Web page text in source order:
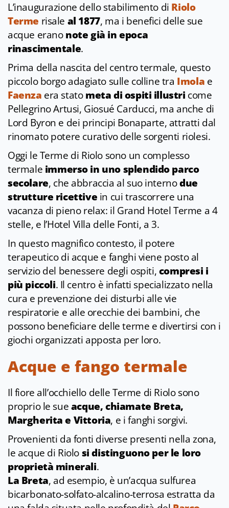
L’inaugurazione dello stabilimento di Riolo
Terme risale al 1877, ma i benefici delle sue
acque eranonote già in epoca
rinascimentale.
Prima della nascita del centro termale, questo
piccolo borgo adagiato sulle colline tra Imola e
Faenza era statometa di ospiti illustri come
Pellegrino Artusi, Giosué Carducci, ma anche di
Lord Byron e dei principi Bonaparte, attratti dal
rinomato potere curativo delle sorgenti riolesi.
Oggi le Terme di Riolo sono un complesso
termale immerso in uno splendido parco
secolare, che abbraccia al suo internodue
strutture ricettive in cui trascorrere una
vacanza di pieno relax: il Grand Hotel Terme a 4
stelle, e l’Hotel Villa delle Fonti, a 3.
In questo magnifico contesto, il potere
terapeutico di acque e fanghi viene posto al
servizio del benessere degli ospiti,compresi i
più piccoli. Il centro è infatti specializzato nella
cura e prevenzione dei disturbi alle vie
respiratorie e alle orecchie dei bambini, che
possono beneficiare delle terme e divertirsi con i
giochi organizzati apposta per loro.
Acque e fango termale
Il fiore all’occhiello delle Terme di Riolo sono
proprio le sueacque, chiamate Breta,
Margherita e Vittoria, e i fanghi sorgivi.
Provenienti da fonti diverse presenti nella zona,
le acque di Riolosi distinguono per le loro
proprietà minerali.
La Breta, ad esempio, è un’acqua sulfurea
bicarbonato-solfato-alcalino-terrosa estratta da